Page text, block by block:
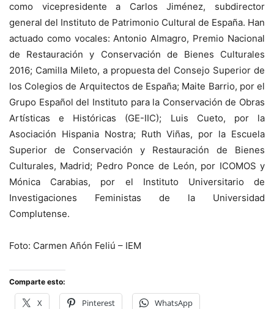
como vicepresidente a Carlos Jiménez, subdirector
general del Instituto de Patrimonio Cultural de España. Han
actuado como vocales: Antonio Almagro, Premio Nacional
de Restauración y Conservación de Bienes Culturales
2016; Camilla Mileto, a propuesta del Consejo Superior de
los Colegios de Arquitectos de España; Maite Barrio, por el
Grupo Español del Instituto para la Conservación de Obras
Artísticas e Históricas (GE-IIC); Luis Cueto, por la
Asociación Hispania Nostra; Ruth Viñas, por la Escuela
Superior de Conservación y Restauración de Bienes
Culturales, Madrid; Pedro Ponce de León, por ICOMOS y
Mónica Carabias, por el Instituto Universitario de
Investigaciones Feministas de la Universidad
Complutense.
Foto: Carmen Añón Feliú – IEM
Comparte esto:
X Pinterest WhatsApp